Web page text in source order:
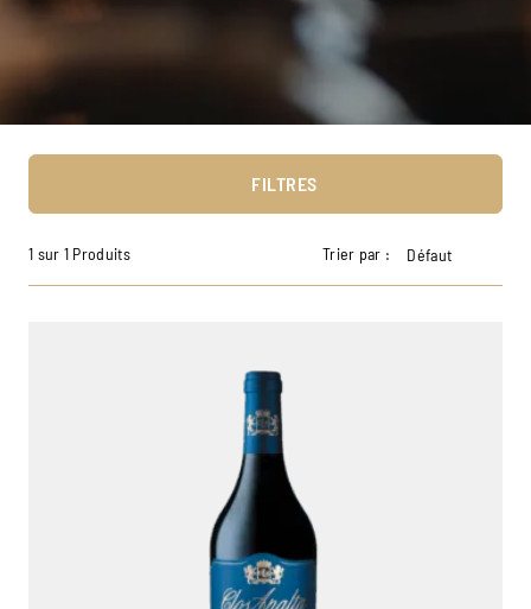
FILTRES
1 sur 1 Produits Trier par : Défaut